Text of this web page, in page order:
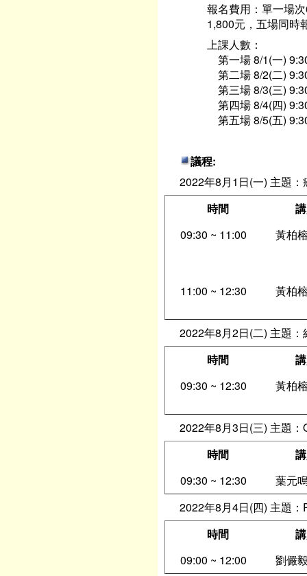
報名費用：單一場
1,800元，五場同時
上課人數：
第一場 8/1(一)
第二場 8/2(二)
第三場 8/3(三)
第四場 8/4(四)
第五場 8/5(五)
議程:
2022年8月1日(一) 主題
時間
09:30 ~ 11:00
黃柏
11:00 ~ 12:30 黃柏
2022年8月2日(二) 主題
時間
09:30 ~ 12:30
黃柏
2022年8月3日(三) 主題
時間
09:30 ~ 12:30
葉元
2022年8月4日(四) 主題
時間
09:00 ~ 12:00
劉儼